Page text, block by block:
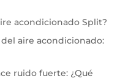
acondicionado Split?
aire acondicionado:
ruido fuerte: ¿Qué